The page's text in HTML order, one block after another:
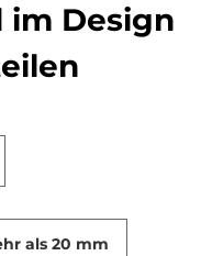
im Design
als 20 mm